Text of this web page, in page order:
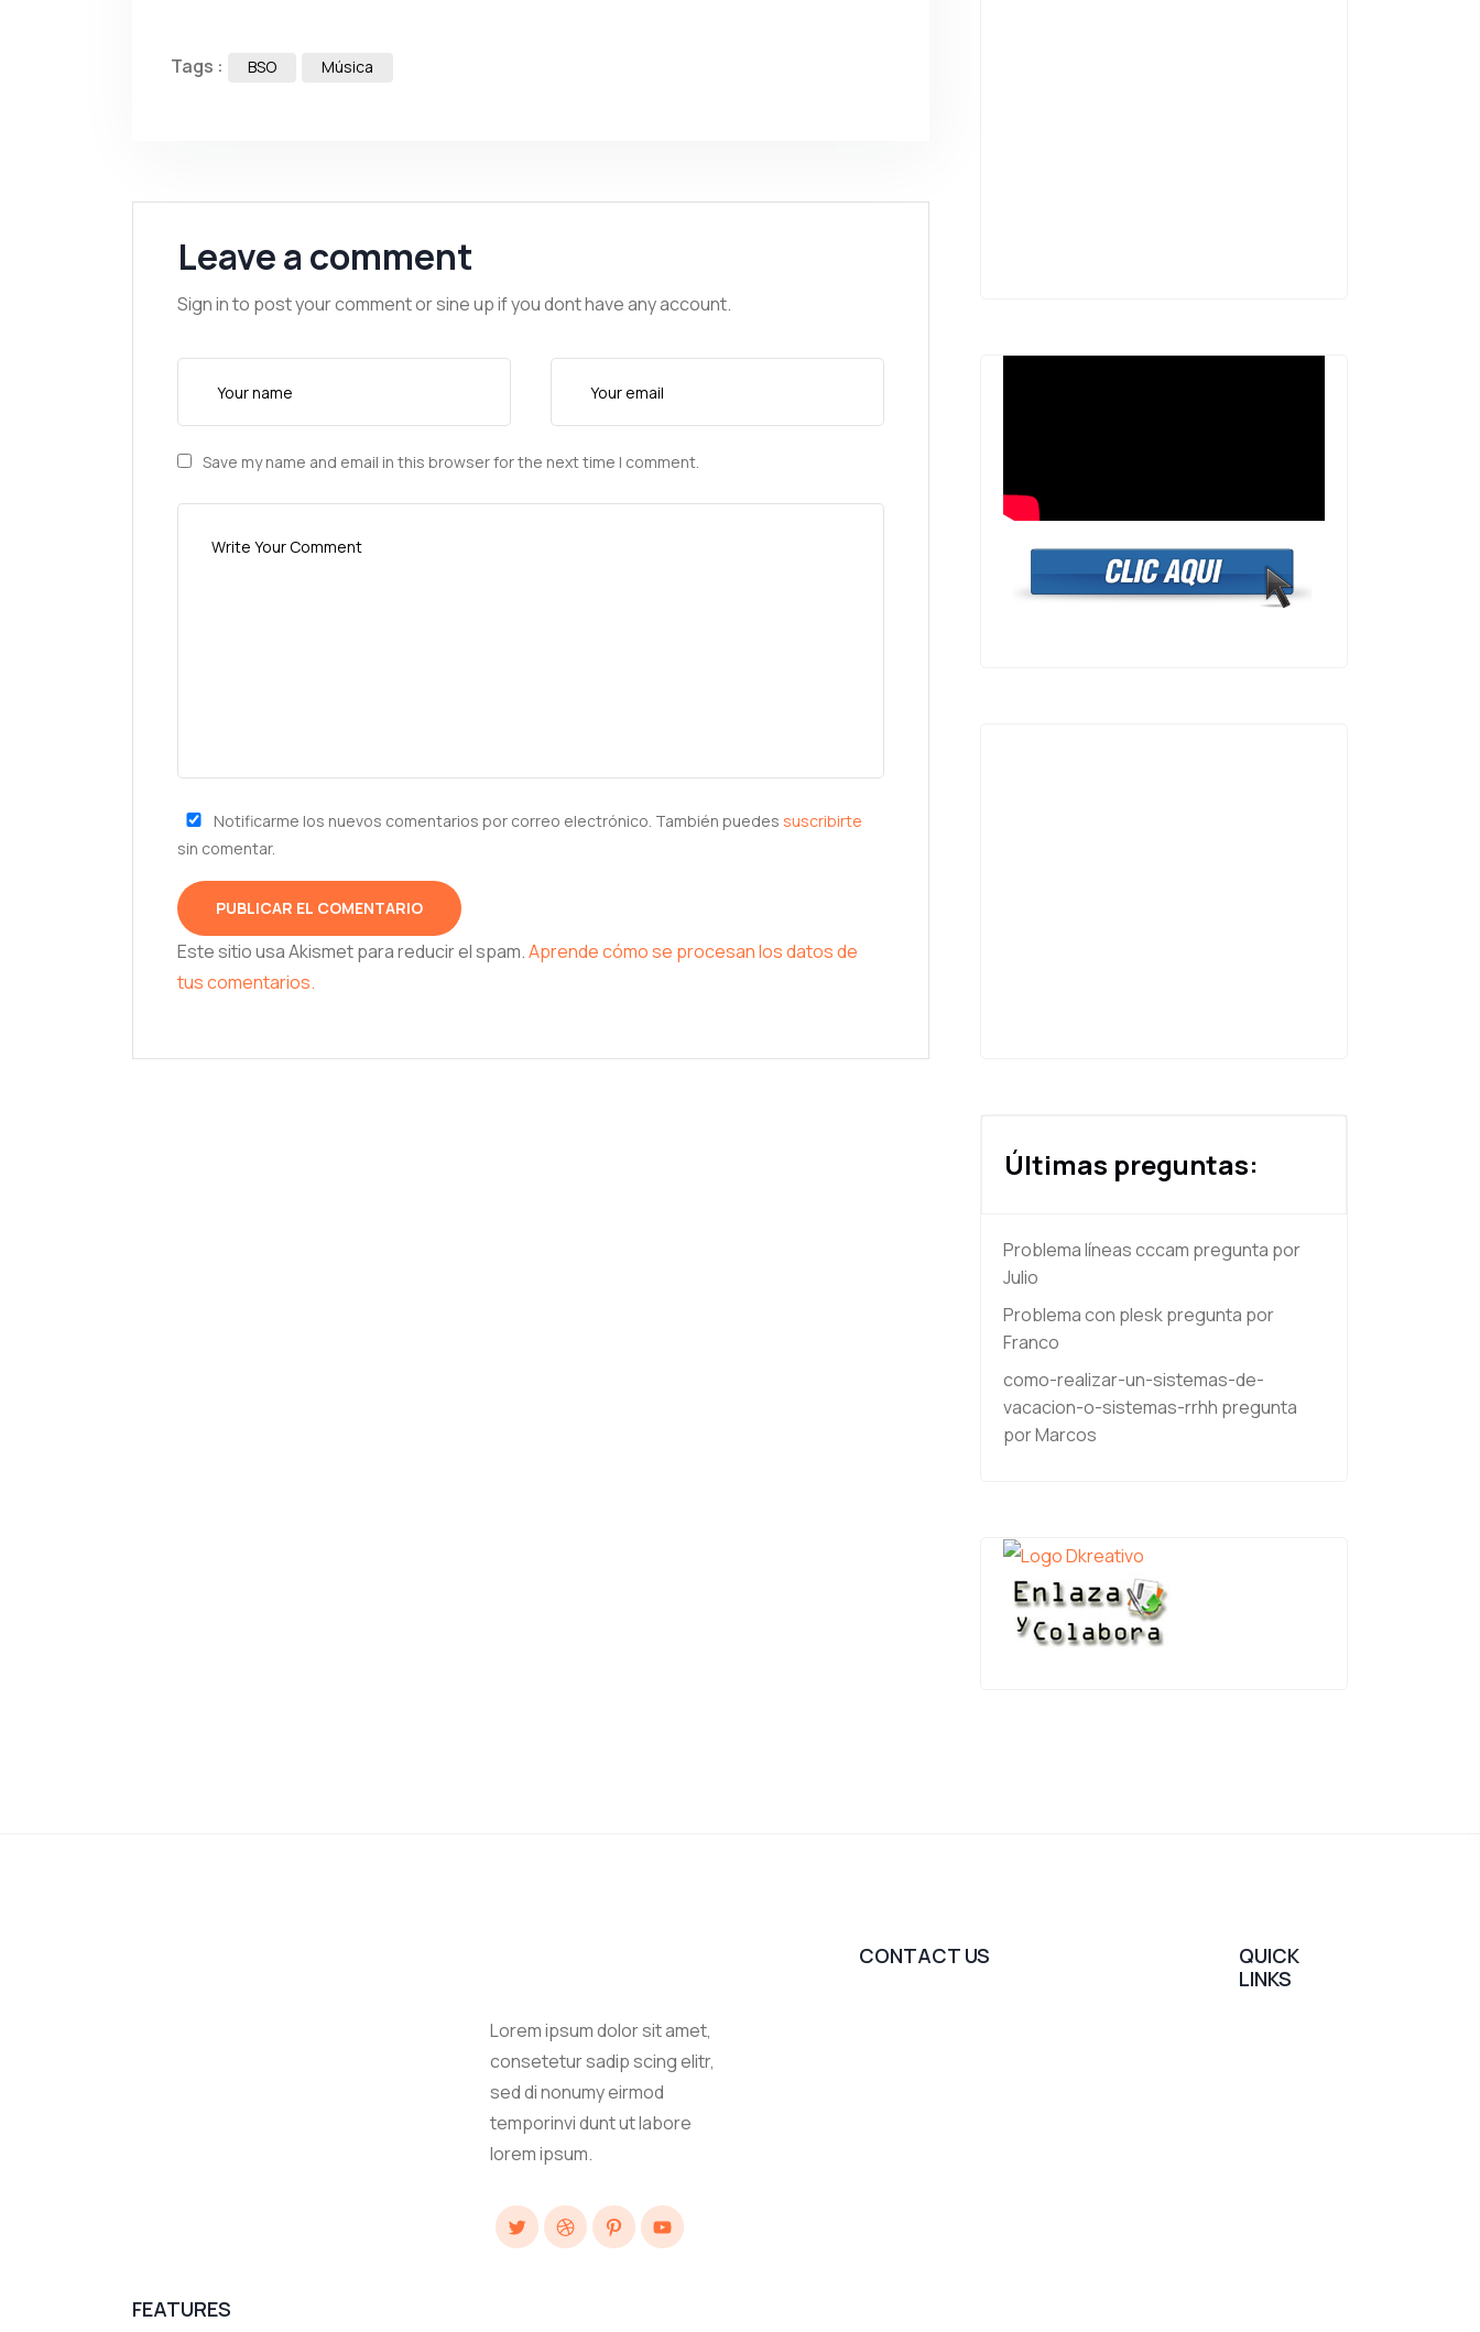
Tags : BSO Música
Leave a comment
Sign in to post your comment or sine up if you dont have any account.
Save my name and email in this browser for the next time I comment.
Notificarme los nuevos comentarios por correo electrónico. También puedes suscribirte
sin comentar.
Este sitio usa Akismet para reducir el spam.Aprende cómo se procesan los datos de
tus comentarios.
Últimas preguntas:
Problema líneas cccam pregunta por
Julio
Problema con pleskpregunta por
Franco
como-realizar-un-sistemas-de-
vacacion-o-sistemas-rrhh pregunta
por Marcos
Lorem ipsum dolor sit amet,
consetetur sadip scing elitr,
sed di nonumy eirmod
temporinvi dunt ut labore
lorem ipsum.
TwitterDribbblePinterestYouTube
CONTACT US
QUICK
LINKS
FEATURES